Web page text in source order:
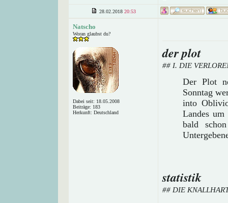
28.02.2018 20:53
Natscho
Woran glaubst du?
Dabei seit: 18.05.2008
Beiträge: 183
Herkunft: Deutschland
der plot
## I. DIE
Der Plot
Sonntag
into
Landes um
bald
statistik
## DIE